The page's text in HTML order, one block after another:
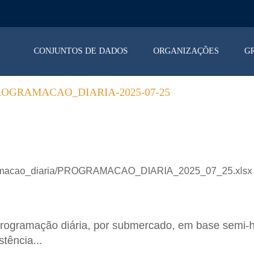
CONJUNTOS DE DADOS ORGANIZAÇÕES
2025-07-25
PROGRAMACAO_DIARIA_2025_07_25.xlsx
diária, por submercado, em base semi-